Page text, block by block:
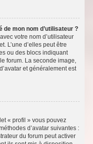
mon nom d’utilisateur ?
votre nom d’utilisateur
L’une d’elles peut être
ou des blocs indiquant
forum. La seconde image,
et généralement est
« profil » vous pouvez
d’avatar suivantes :
du forum peut activer